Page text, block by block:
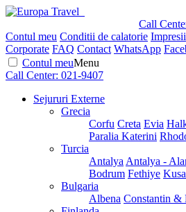
Call
Contul meu Conditii de calatorie Impresii
Corporate FAQ Contact WhatsApp
Contul meuMenu
Call Center: 021-9407
Sejururi Externe
Grecia
Corfu Creta Evia
Paralia Katerini
Turcia
Antalya Antalya -
Bodrum Fethiye
Bulgaria
Albena Constantin &